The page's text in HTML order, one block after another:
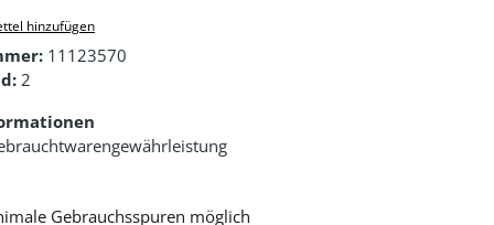
hinzufügen
11123570
2
Gebrauchsspuren möglich